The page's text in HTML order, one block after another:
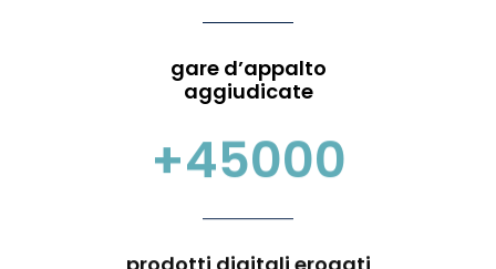
gare d’appalto
aggiudicate
+45000
prodotti digitali erogati​